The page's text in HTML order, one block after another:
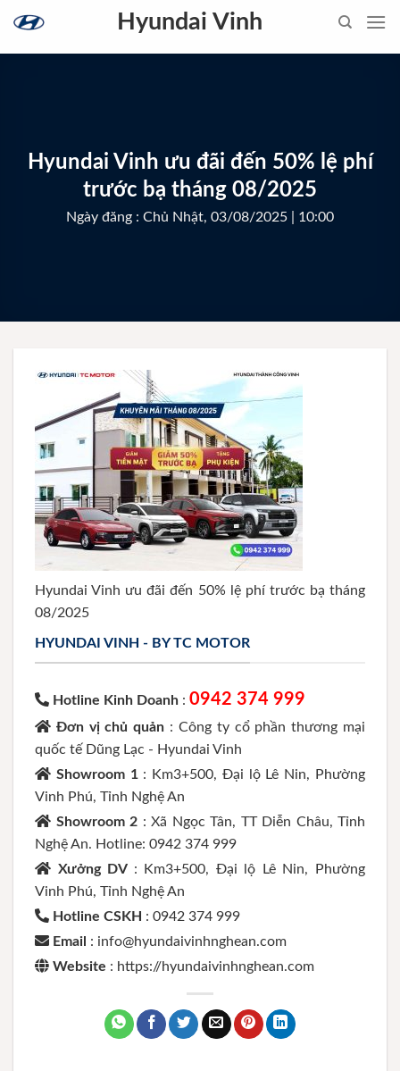
content
Hyundai Vinh
Hyundai Vinh ưu đãi đến 50% lệ phí
trước bạ tháng 08/2025
Ngày đăng : Chủ Nhật, 03/08/2025 | 10:00
Hyundai Vinh ưu đãi đến 50% lệ phí trước bạ tháng
08/2025
HYUNDAI VINH - BY TC MOTOR
Hotline Kinh Doanh : 0942 374 999
Đơn vị chủ quản : Công ty cổ phần thương mại
quốc tế Dũng Lạc - Hyundai Vinh
Showroom 1 : Km3+500, Đại lộ Lê Nin, Phường
Vinh Phú, Tỉnh Nghệ An
Showroom 2 : Xã Ngọc Tân, TT Diễn Châu, Tỉnh
Nghệ An. Hotline: 0942 374 999
Xưởng DV : Km3+500, Đại lộ Lê Nin, Phường
Vinh Phú, Tỉnh Nghệ An
Hotline CSKH : 0942 374 999
Email : info@hyundaivinhnghean.com
Website : https://hyundaivinhnghean.com